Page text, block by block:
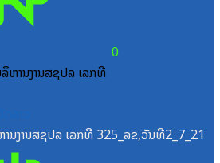
0
ານງານສຊປລ ເລກທີ 325_ລຂ,ວັນທີ2_7_21